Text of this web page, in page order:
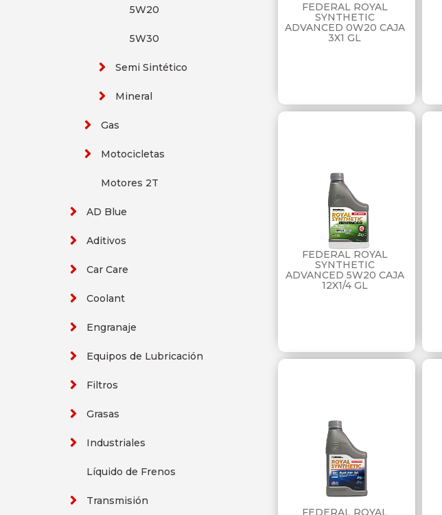
5W20
5W30
Semi Sintético
Mineral
Gas
Motocicletas
Motores 2T
AD Blue
Aditivos
Car Care
Coolant
Engranaje
Equipos de Lubricación
Filtros
Grasas
Industriales
Líquido de Frenos
Transmisión
FEDERAL ROYAL
SYNTHETIC
ADVANCED 0W20 CAJA
3X1 GL
FEDERAL ROYAL
SYNTHETIC
ADVANCED 5W20 CAJA
12X1/4 GL
FEDERAL ROYAL